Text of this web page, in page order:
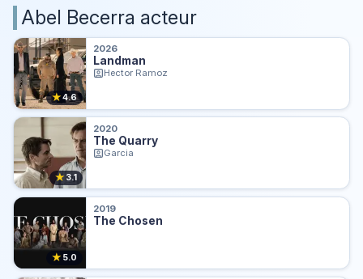
Abel Becerra acteur
★4.6
2026
Landman
Hector Ramoz
★ 3.1
2020
The Quarry
Garcia
★ 5.0
2019
The Chosen